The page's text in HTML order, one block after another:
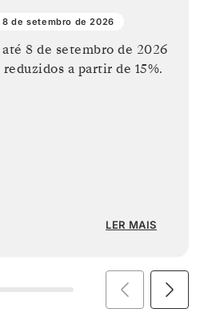
8 de setembro de 2026
até8 de setembro de 2026
a partir de 15%.
LER MAIS